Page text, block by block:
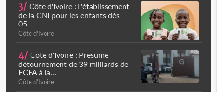
3/ Côte d'Ivoire : L'établissement
de la CNI pour les enfants dès
05...
Côte d'Ivoire
4/ Côte d'Ivoire : Présumé
détournement de 39 milliards de
FCFA à la...
Côte d'Ivoire